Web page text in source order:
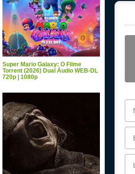
Super Mario Galaxy: O Filme
Torrent (2026) Dual Áudio WEB-DL
720p | 1080p